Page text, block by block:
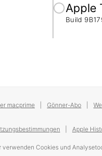
Apple
Build
macprime Gönner-Abo
Apple
verwenden Cookies und